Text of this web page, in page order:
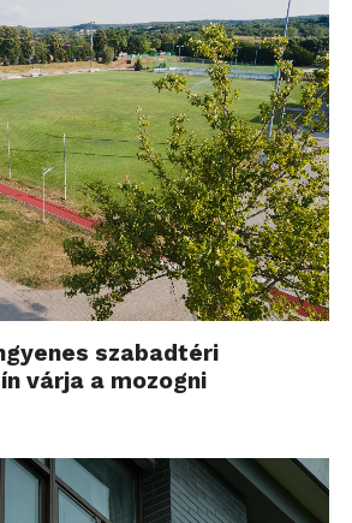
szabadtéri
várja a mozogni